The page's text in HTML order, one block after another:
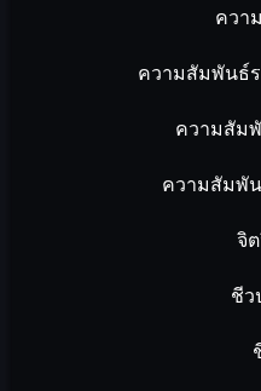
ควา
ความสัมพันธ์
ความสัม
ความสัมพั
จิ
ชีว